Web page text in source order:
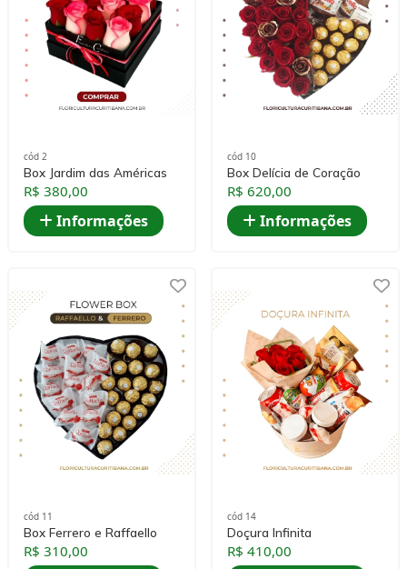
cód 2
Box Jardim das Américas
R$ 380,00
Informações
cód 10
Box Delícia de Coração
R$ 620,00
Informações
cód 11
Box Ferrero e Raffaello
R$ 310,00
cód 14
Doçura Infinita
R$ 410,00